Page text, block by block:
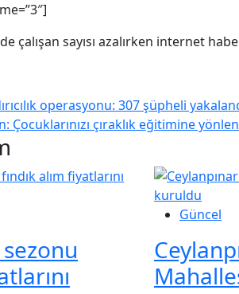
çalışan sayısı azalırken internet
operasyonu: 307 şüpheli
Çocuklarınızı çıraklık eğitimine
Güncel